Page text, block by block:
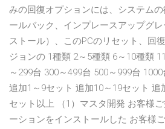
みの回復オプションには、システム
ールバック、インプレースアップグ
ストール）、このPCのリセット、回
ジョンの 1種類 2～5種類 6～10種類
～299台 300～499台 500～999台
追加1～9セット 追加10～19セット 追
セット以上 （1）マスタ開発 お客様
ーションをインストールした お客様